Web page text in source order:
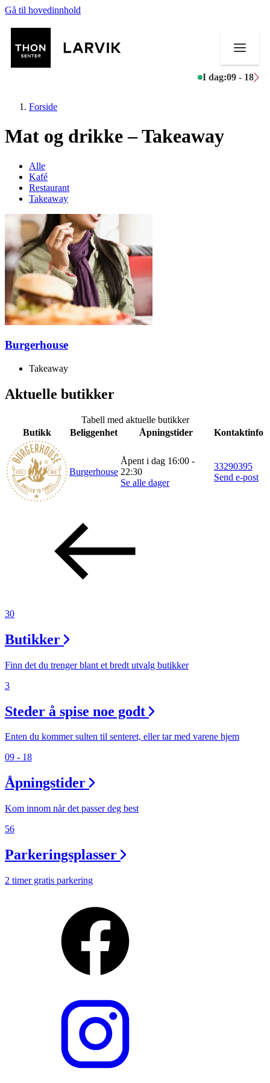
Gå til hovedinnhold
I dag:09 - 18
Butikker
Mat og drikke
Helse
Aktiviteter
Tilbud
Merker
Inspirasjon
Søk
Praktisk informasjon
Ledige stillinger
Magasin
Gavekort
Min Shopping-app
Forside
Mat og drikke – Takeaway
Alle
Kafé
Restaurant
Takeaway
Burgerhouse
Takeaway
Aktuelle butikker
Tabell med aktuelle butikker
Butikk
Beliggenhet Åpningstider Kontaktinfo
Burgerhouse
Åpent i dag 16:00 -
22:30
Se alle dager
33290395
Send e-post
30
Butikker
Finn det du trenger blant et bredt utvalg butikker
3
Steder å spise noe godt
Enten du kommer sulten til senteret, eller tar med varene hjem
09 - 18
Åpningstider
Kom innom når det passer deg best
56
Parkeringsplasser
2 timer gratis parkering